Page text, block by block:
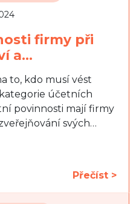
firmy při
a…
to, kdo musí vést
účetních
povinnosti mají firmy
svých…
Přečíst >